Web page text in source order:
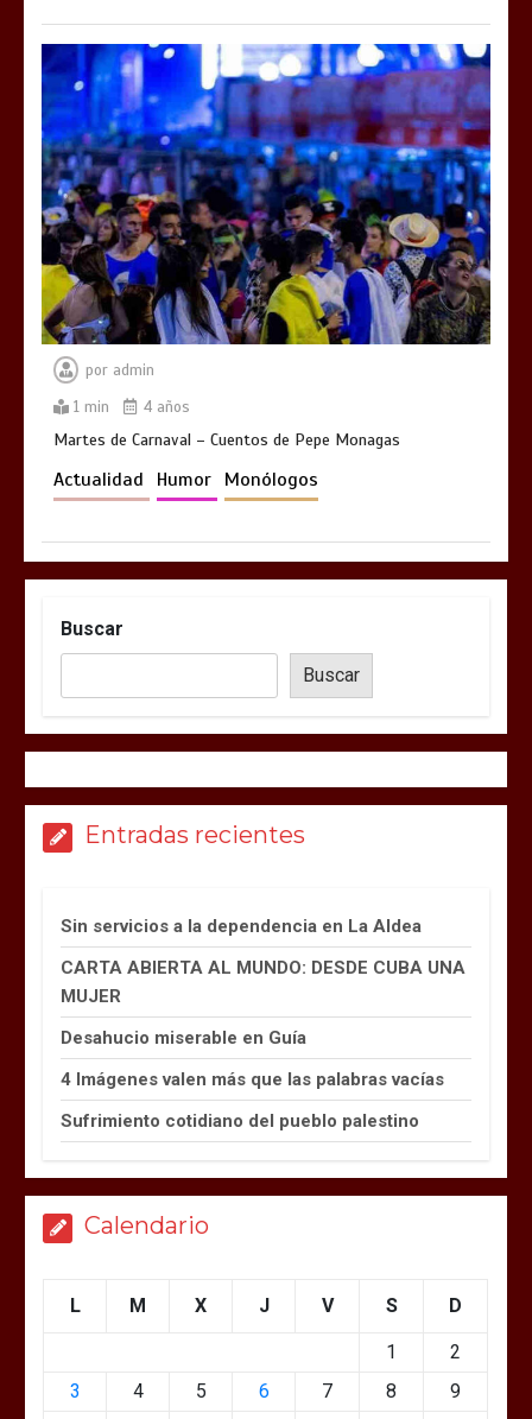
por admin
1 min
4 años
Martes de Carnaval – Cuentos de Pepe Monagas
Actualidad Humor Monólogos
Buscar
Buscar
Entradas recientes
Sin servicios a la dependencia en La Aldea
CARTA ABIERTA AL MUNDO: DESDE CUBA UNA
MUJER
Desahucio miserable en Guía
4 Imágenes valen más que las palabras vacías
Sufrimiento cotidiano del pueblo palestino
Calendario
L M X J V S D
1
2
3
4 5 6 7 8
9